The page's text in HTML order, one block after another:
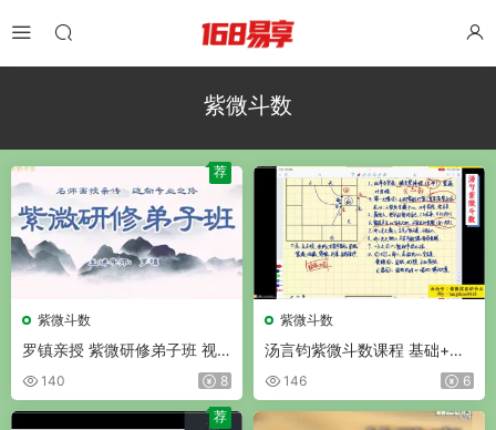
紫微斗数
紫微斗数
罗镇亲授 紫微研修弟子班 视
频44集
140 8
荐
紫微斗数
汤言钧紫微斗数课程 基础+直
播 视频27集
146 6
荐